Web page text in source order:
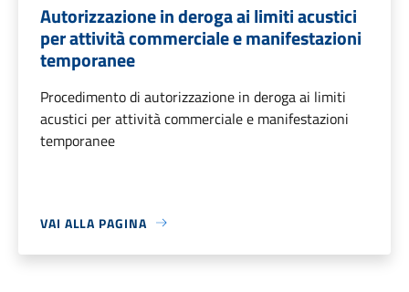
Autorizzazione in deroga ai limiti acustici
per attività commerciale e manifestazioni
temporanee
Procedimento di autorizzazione in deroga ai limiti
acustici per attività commerciale e manifestazioni
temporanee
VAI ALLA PAGINA